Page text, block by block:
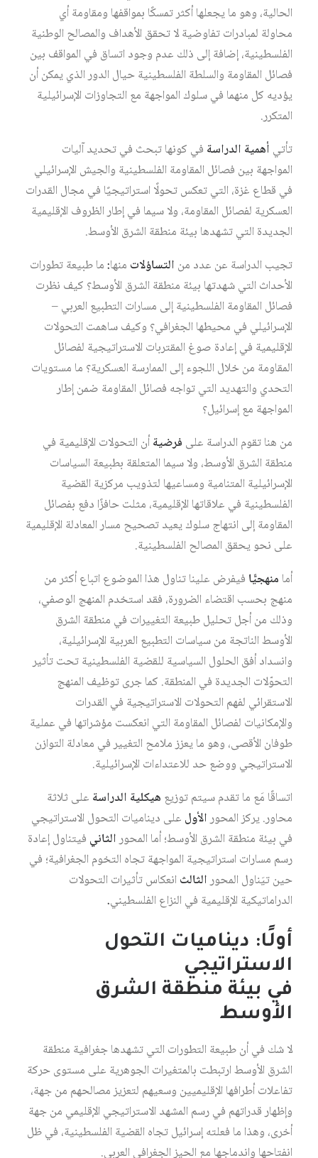
الحالية، وهو ما يجعلها أكثر تمسكًا بمواقفها ومقاومة أي
محاولة لمبادرات تفاوضية لا تحقق الأهداف والمصالح الوطنية
الفلسطينية، إضافة إلى ذلك عدم وجود اتساق في المواقف بين
فصائل المقاومة والسلطة الفلسطينية حيال الدور الذي يمكن أن
يؤديه كل منهما في سلوك المواجهة مع التجاوزات الإسرائيلية
المتكرر.
تأتي أهمية الدراسة في كونها تبحث في تحديد آليات
المواجهة بين فصائل المقاومة الفلسطينية والجيش الإسرائيلي
في قطاع غزة، التي تعكس تحولًا استراتيجيًا في مجال القدرات
العسكرية لفصائل المقاومة، ولا سيما في إطار الظروف الإقليمية
الجديدة التي تشهدها بيئة منطقة الشرق الأوسط.
تجيب الدراسة عن عدد من التساؤلات منها:ما طبيعة تطورات
الأحداث التي شهدتها بيئة منطقة الشرق الأوسط؟ كيف نظرت
فصائل المقاومة الفلسطينية إلى مسارات التطبيع العربي –
الإسرائيلي في محيطها الجغرافي؟ وكيف ساهمت التحولات
الإقليمية في إعادة صوغ المقتربات الاستراتيجية لفصائل
المقاومة من خلال اللجوء إلى الممارسة العسكرية؟ ما مستويات
التحدي والتهديد التي تواجه فصائل المقاومة ضمن إطار
المواجهة مع إسرائيل؟
من هنا تقوم الدراسة على فرضيةأن التحولات الإقليمية في
منطقة الشرق الأوسط، ولا سيما المتعلقة بطبيعة السياسات
الإسرائيلية المتنامية ومساعيها لتذويب مركزية القضية
الفلسطينية في علاقاتها الإقليمية، مثلت حافزًا دفع بفصائل
المقاومة إلى انتهاج سلوك يعيد تصحيح مسار المعادلة الإقليمية
على نحو يحقق المصالح الفلسطينية.
أما منهجيًّا فيفرض علينا تناول هذا الموضوع اتباع أكثر من
منهج بحسب اقتضاء الضرورة، فقد استخدم المنهج الوصفي،
وذلك من أجل تحليل طبيعة التغييرات في منطقة الشرق
الأوسط الناتجة من سياسات التطبيع العربية الإسرائيلية،
وانسداد أفق الحلول السياسية للقضية الفلسطينية تحت تأثير
التحوّلات الجديدة في المنطقة. كما جرى توظيف المنهج
الاستقرائي لفهم التحولات الاستراتيجية في القدرات
والإمكانيات لفصائل المقاومة التي انعكست مؤشراتها في عملية
طوفان الأقصى، وهو ما يعزز ملامح التغيير في معادلة التوازن
الاستراتيجي ووضع حد للاعتداءات الإسرائيلية.
اتساقًا مَع ما تقدم سيتم توزيع هيكلية الدراسة على ثلاثة
محاور. يركز المحورالأول على ديناميات التحول الاستراتيجي
في بيئة منطقة الشرق الأوسط؛ أما المحورالثاني فيتناول إعادة
رسم مسارات استراتيجية المواجهة تجاه التخوم الجغرافية؛ في
حين تيَناول المحورالثالث انعكاس تأثيرات التحولات
الدراماتيكية الإقليمية في النزاع الفلسطيني.
أولًا: ديناميات التحول
الاستراتيجي
في بيئة منطقة الشرق
الأوسط
لا شك في أن طبيعة التطورات التي تشهدها جغرافية منطقة
الشرق الأوسط ارتبطت بالمتغيرات الجوهرية على مستوى حركة
تفاعلات أطرافها الإقليميين وسعيهم لتعزيز مصالحهم من جهة،
وإظهار قدراتهم في رسم المشهد الاستراتيجي الإقليمي من جهة
أخرى، وهذا ما فعلته إسرائيل تجاه القضية الفلسطينية، في ظل
انفتاحها واندماجها مع الحيز الجغرافي العربي.